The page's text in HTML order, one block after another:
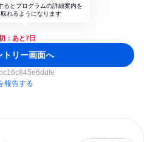
るとプログラムの詳細案内を
れるようになります
：あと7日
トリー画面へ
報告する